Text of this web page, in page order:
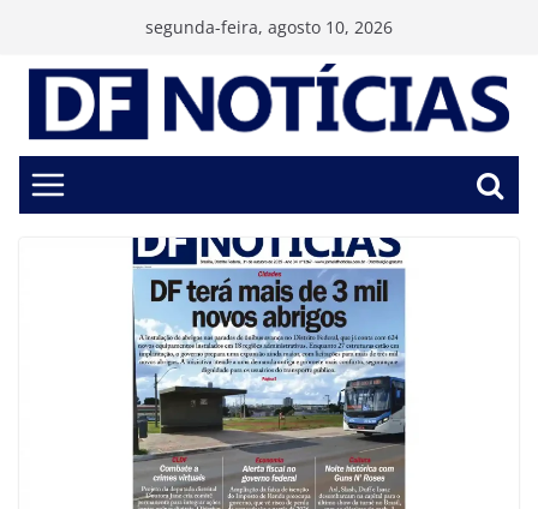
conteúdo
segunda-feira, agosto 10, 2026